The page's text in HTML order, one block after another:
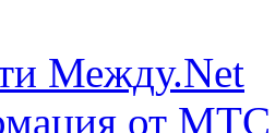
Между.Net
от МТС